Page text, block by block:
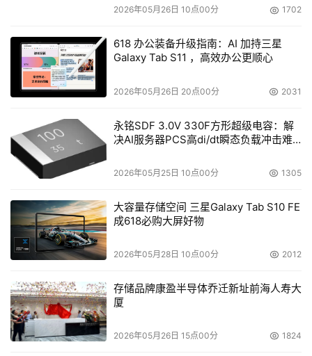
2026年05月26日 10点00分 1702
618 办公装备升级指南：AI 加持三星
Galaxy Tab S11 ，高效办公更顺心
2026年05月26日 20点00分 2031
永铭SDF 3.0V 330F方形超级电容：解
决AI服务器PCS高di/dt瞬态负载冲击难
2026年05月25日 10点00分 1305
大容量存储空间 三星Galaxy Tab S10 FE
成618必购大屏好物
2026年05月28日 10点00分 2012
存储品牌康盈半导体乔迁新址前海人寿大
厦
2026年05月26日 15点00分 1824